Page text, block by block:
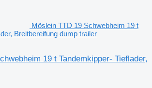
Möslein TTD 19 Schwebheim 19 t
Breitbereifung dump trailer
19 t Tandemkipper- Tieflader,